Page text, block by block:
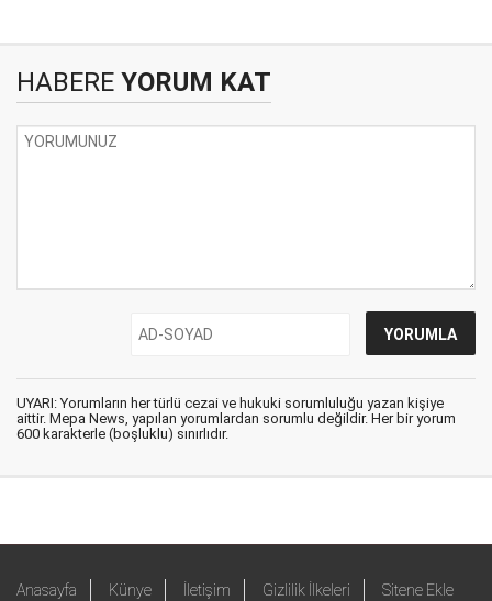
HABERE YORUM KAT
UYARI: Yorumların her türlü cezai ve hukuki sorumluluğu yazan kişiye
aittir. Mepa News, yapılan yorumlardan sorumlu değildir. Her bir yorum
600 karakterle (boşluklu) sınırlıdır.
Anasayfa Künye İletişim Gizlilik İlkeleri Sitene Ekle